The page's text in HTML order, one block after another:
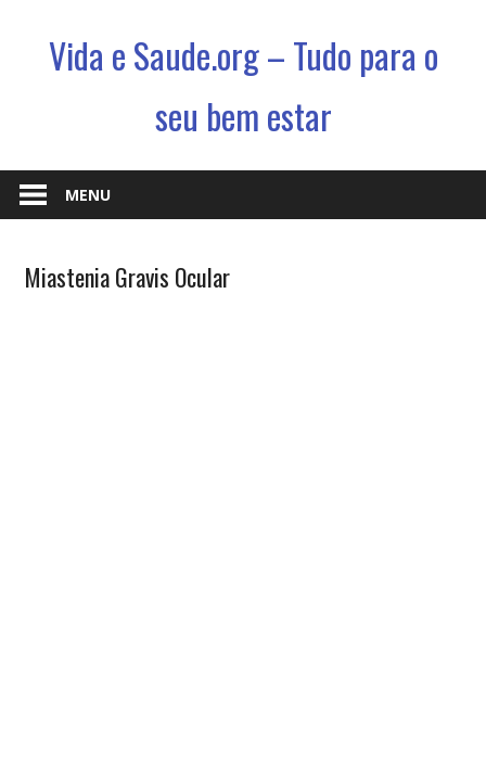
Vida e Saude.org – Tudo para o
seu bem estar
Saude
e
jeito
MENU
Enfermidades
Miastenia Gravis Ocular